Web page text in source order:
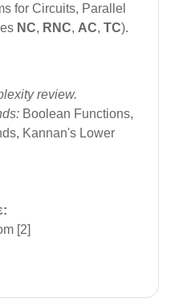
for Circuits, Parallel
NC, RNC, AC, TC).
review.
Boolean Functions,
Kannan's Lower
[2]